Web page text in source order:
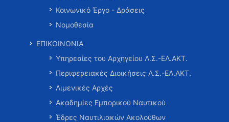
Κοινωνικό Έργο - Δράσεις
Νομοθεσία
ΕΠΙΚΟΙΝΩΝΙΑ
Υπηρεσίες του Αρχηγείου Λ.Σ.-ΕΛ.ΑΚΤ.
Περιφερειακές Διοικήσεις Λ.Σ.-ΕΛ.ΑΚΤ.
Λιμενικές Αρχές
Ακαδημίες Εμπορικού Ναυτικού
Έδρες Ναυτιλιακών Ακολούθων